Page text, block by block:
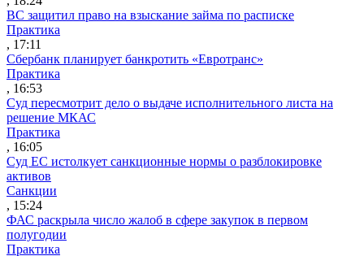
ВС защитил право на взыскание займа по расписке
Практика
, 17:11
Сбербанк планирует банкротить «Евротранс»
Практика
, 16:53
Суд пересмотрит дело о выдаче исполнительного листа на
решение МКАС
Практика
, 16:05
Суд ЕС истолкует санкционные нормы о разблокировке
активов
Санкции
, 15:24
ФАС раскрыла число жалоб в сфере закупок в первом
полугодии
Практика